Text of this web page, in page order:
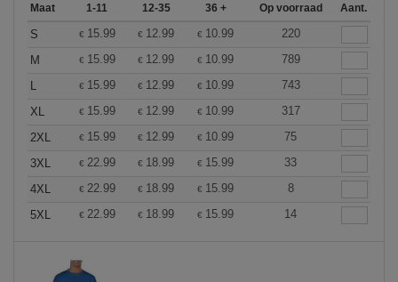
Maat 1-11 12-35 36 + Op voorraad Aant.
S € 15.99 € 12.99 € 10.99
220
M
€ 15.99 € 12.99 € 10.99
789
L
€ 15.99 € 12.99 € 10.99
743
XL
€ 15.99 € 12.99 € 10.99
317
2XL
€ 15.99 € 12.99 € 10.99
75
3XL
€ 22.99 € 18.99 € 15.99
33
4XL
€ 22.99 € 18.99 € 15.99
8
5XL
€ 22.99 € 18.99 € 15.99 14